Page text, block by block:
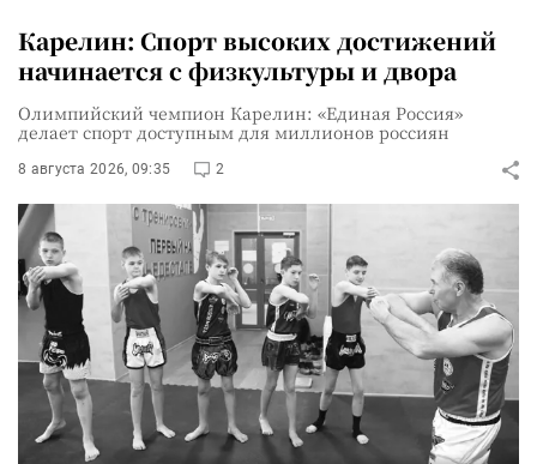
Карелин: Спорт высоких достижений
начинается с физкультуры и двора
Олимпийский чемпион Карелин: «Единая Россия»
делает спорт доступным для миллионов россиян
8 августа 2026, 09:35 2